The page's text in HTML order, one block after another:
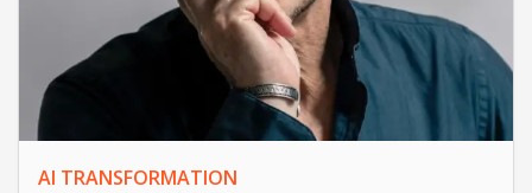
AI TRANSFORMATION